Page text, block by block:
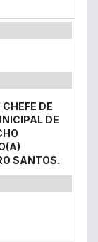
DE
DE
SANTOS.